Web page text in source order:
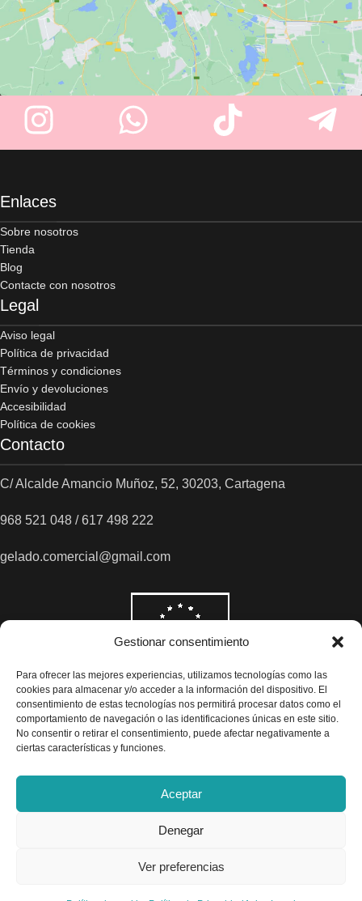
Gestionar consentimiento
Para ofrecer las mejores experiencias, utilizamos tecnologías como las
cookies para almacenar y/o acceder a la información del dispositivo. El
consentimiento de estas tecnologías nos permitirá procesar datos como el
comportamiento de navegación o las identificaciones únicas en este sitio.
No consentir o retirar el consentimiento, puede afectar negativamente a
ciertas características y funciones.
Aceptar
Denegar
Ver preferencias
para los más pequeños.
Enlaces
Sobre nosotros
Tienda
Blog
Contacte con nosotros
Legal
Aviso legal
Política de privacidad
Términos y condiciones
Envío y devoluciones
Accesibilidad
Política de cookies
Contacto
C/ Alcalde Amancio Muñoz, 52, 30203, Cartagena
968 521 048 / 617 498 222
gelado.comercial@gmail.com